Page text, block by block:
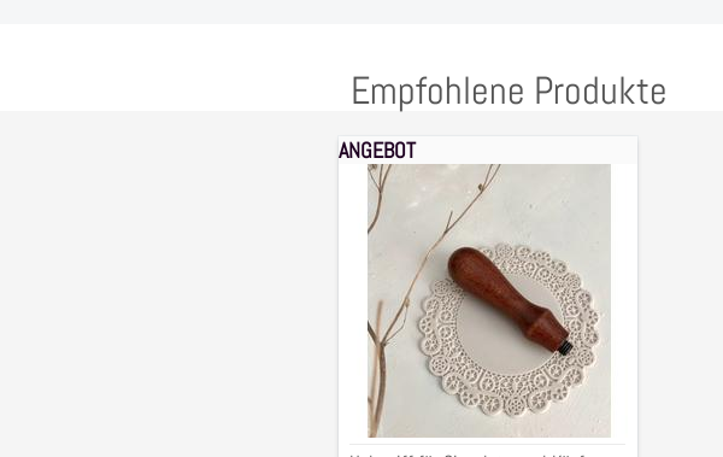
Empfohlene Produkte
Holzgriff
für
Siegelstempel
2,5x8,5cm
ANGEBOT